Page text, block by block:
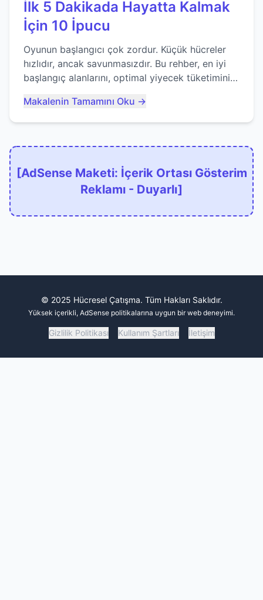
İlk 5 Dakikada Hayatta Kalmak
İçin 10 İpucu
Oyunun başlangıcı çok zordur. Küçük hücreler
hızlıdır, ancak savunmasızdır. Bu rehber, en iyi
başlangıç alanlarını, optimal yiyecek tüketimini
kaçınacağınızı anlatıyor...
Makalenin Tamamını Oku →
[AdSense Maketi: İçerik Ortası Gösterim
Reklamı - Duyarlı]
© 2025 Hücresel Çatışma. Tüm Hakları Saklıdır.
Yüksek içerikli, AdSense politikalarına uygun bir web deneyimi.
Gizlilik Politikası Kullanım Şartları İletişim